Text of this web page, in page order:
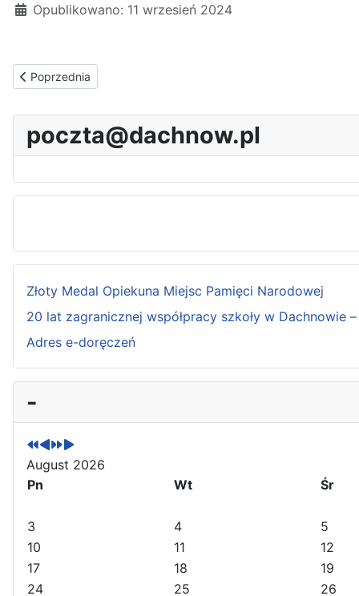
Opublikowano: 11 wrzesień 2024
Poprzednia strona: Uczniowie. Rok szkolny 2025/2026
Poprzednia
poczta@dachnow.pl
Złoty Medal Opiekuna Miejsc Pamięci Narodowej
20 lat zagranicznej współpracy szkoły w Dachnowie
Adres e-doręczeń
-
P
r
e
v
i
o
s
e
a
P
e
v
i
o
N
x
t
Y
N
x
t
M
August 2026
Pn
Wt Śr
3 4
5
10
11
12
17
18
19
24
25 26